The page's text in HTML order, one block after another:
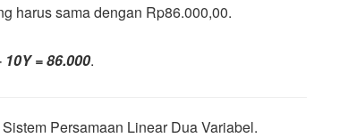
harus sama dengan Rp86.000,00.
10Y = 86.000.
Persamaan Linear Dua Variabel.